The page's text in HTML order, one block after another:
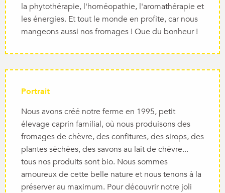
la phytothérapie, l'homéopathie, l'aromathérapie et
les énergies. Et tout le monde en profite, car nous
mangeons aussi nos fromages ! Que du bonheur !
Portrait
Nous avons créé notre ferme en 1995, petit
élevage caprin familial, où nous produisons des
fromages de chèvre, des confitures, des sirops, des
plantes séchées, des savons au lait de chèvre...
tous nos produits sont bio. Nous sommes
amoureux de cette belle nature et nous tenons à la
préserver au maximum. Pour découvrir notre joli